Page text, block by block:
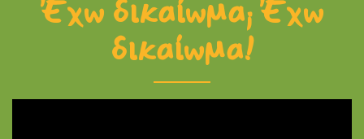
Έχω δικαίωμα; Έχω
δικαίωμα!